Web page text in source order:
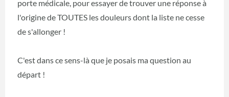
porte médicale, pour essayer de trouver une réponse à
l'origine de TOUTES les douleurs dont la liste ne cesse
de s'allonger !
C'est dans ce sens-là que je posais ma question au
départ !